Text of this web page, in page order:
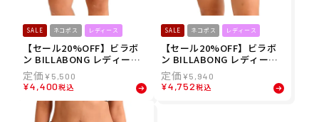
SALE ネコポス レディース
【セール20%OFF】ビラボ
ン BILLABONG レディース
ボードショーツ トランクス
MIDDLE ロゴ ボードショー
ツ BG013505 26SP
¥ 5,500
¥4,400税込
SALE ネコポス レディース
【セール20%OFF】ビラボ
ン BILLABONG レディース
ボードショーツ トランクス
SIDE LOGO TAPE SOLID B
G013503 26SP
¥5,940
¥4,752税込